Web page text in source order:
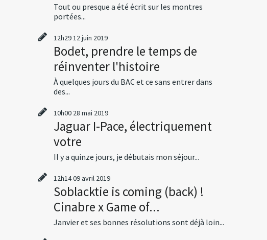
Tout ou presque a été écrit sur les montres
portées...
12h2912juin 2019
Bodet, prendre le temps de
réinventer l'histoire
À quelques jours du BAC et ce sans entrer dans
des...
10h00 28 mai 2019
Jaguar I-Pace, électriquement
votre
Il y a quinze jours, je débutais mon séjour...
12h1409avril 2019
Soblacktie is coming (back) !
Cinabre x Game of...
Janvier et ses bonnes résolutions sont déjà loin...